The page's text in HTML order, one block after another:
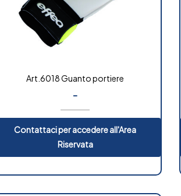
Art.6018 Guanto portiere
-
Contattaci per accedere all'Area
Riservata